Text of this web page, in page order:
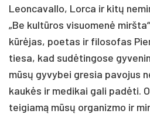
Leoncavallo, Lorca ir kitų
„Be kultūros visuomenė
kūrėjas, poetas ir filosofas
tiesa, kad sudėtingose
mūsų gyvybei gresia pavojus
kaukės ir medikai gali padėti.
teigiamą mūsų organizmo ir